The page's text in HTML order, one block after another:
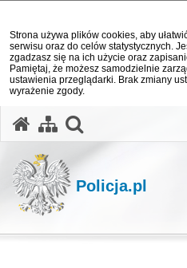
Strona używa plików cookies, aby
serwisu oraz do celów statystycznych.
zgadzasz się na ich użycie oraz
Pamiętaj, że możesz samodzielnie
ustawienia przeglądarki. Brak zmiany
wyrażenie zgody.
Policja.pl